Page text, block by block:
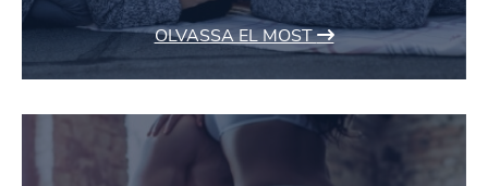
OLVASSA EL MOST